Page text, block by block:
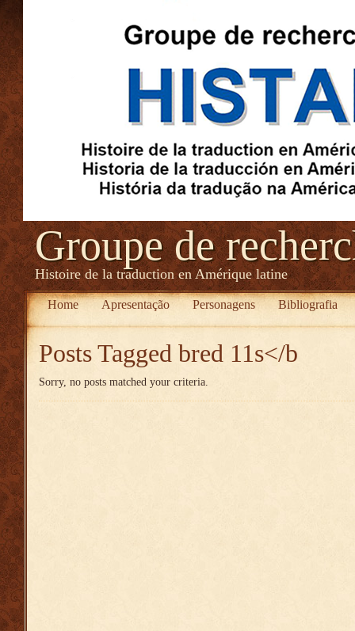
Groupe de
Histoire de la traduction en Amérique latine
Home Apresentação Personagens Bibliografia
Posts Tagged bred 11s</b
Sorry, no posts matched your criteria.